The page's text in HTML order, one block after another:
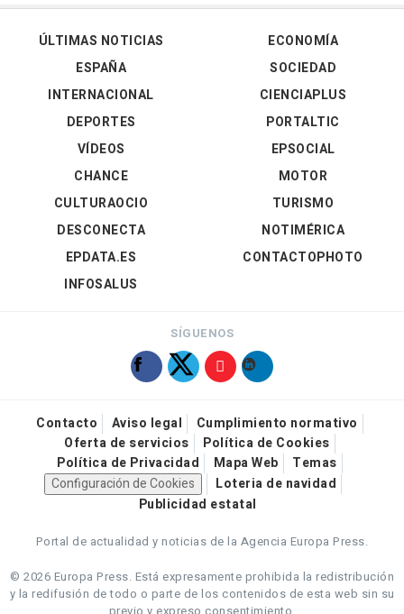
ÚLTIMAS NOTICIAS
ESPAÑA
INTERNACIONAL
DEPORTES
VÍDEOS
ECONOMÍA
SOCIEDAD
CIENCIAPLUS
PORTALTIC
EPSOCIAL
CHANCE
CULTURAOCIO
DESCONECTA
EPDATA.ES
INFOSALUS
MOTOR
TURISMO
NOTIMÉRICA
CONTACTOPHOTO
SÍGUENOS
Contacto Aviso legal
Cumplimiento normativo
Oferta de servicios
Política de Cookies
Política de Privacidad
Mapa Web
Temas
Configuración de Cookies
Loteria de navidad
Publicidad estatal
Portal de actualidad y noticias de la Agencia Europa Press.
© 2026 Europa Press. Está expresamente prohibida la redistribución
y la redifusión de todo o parte de los contenidos de esta web sin su